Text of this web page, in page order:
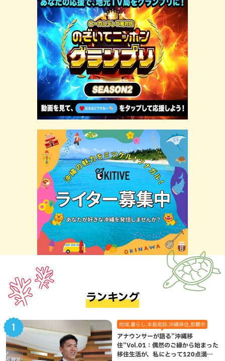
ランキング
地域,暮らし,本島南部,沖縄移住,那覇市
アナウンサーが語る”沖縄移
住”Vol.01：偶然のご縁から始まった
移住生活が、私にとって120点満点